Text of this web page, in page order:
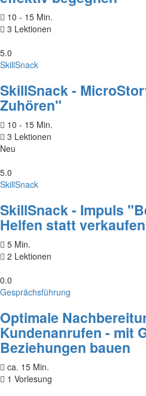
10 - 15 Min.
3 Lektionen
5.0
SkillSnack
SkillSnack -
Zuhören"
10 - 15 Min.
3 Lektionen
Neu
5.0
SkillSnack
SkillSnack - Impuls
Helfen statt
5 Min.
2 Lektionen
0.0
Gesprächsführung
Optimale
Kundenanrufen - mit
Beziehungen bauen
ca. 15 Min.
1 Vorlesung